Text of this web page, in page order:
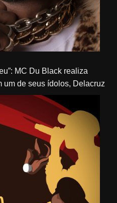
um de seus ídolos, Delacruz